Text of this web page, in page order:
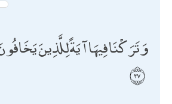
وَتَرَكْنَا فِيهَا آيَةً لِلَّذِينَ